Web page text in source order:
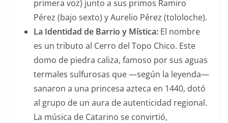
primera voz) junto a sus primos Ramiro
Pérez (bajo sexto) y Aurelio Pérez (tololoche).
La Identidad de Barrio y Mística: El nombre
es un tributo al Cerro del Topo Chico. Este
domo de piedra caliza, famoso por sus aguas
termales sulfurosas que —según la leyenda—
sanaron a una princesa azteca en 1440, dotó
al grupo de un aura de autenticidad regional.
La música de Catarino se convirtió,